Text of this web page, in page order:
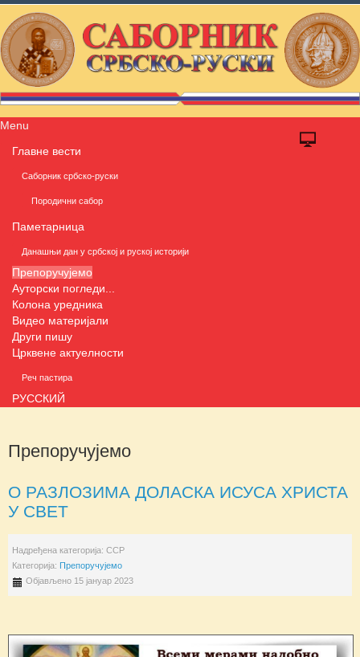
Menu
Главне вести
Саборник србско-руски
Породични сабор
Паметарница
Данашњи дан у србској и руској историји
Препоручујемо
Ауторски погледи...
Колона уредника
Видео материјали
Други пишу
Црквене актуелности
Реч пастира
РУССКИЙ
Препоручујемо
O РАЗЛОЗИМА ДОЛАСКА ИСУСА ХРИСТА
У СВЕТ
Надређена категорија: ССР
Категорија: Препоручујемо
Објављено 15 јануар 2023